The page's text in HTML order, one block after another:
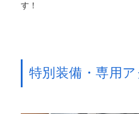
す！
特別装備・専用